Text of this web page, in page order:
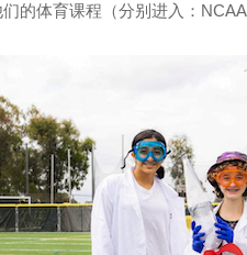
的体育课程（分别进入：